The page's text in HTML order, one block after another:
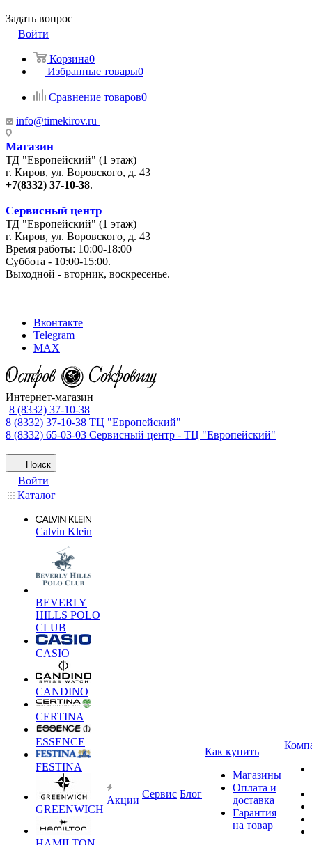
Задать вопрос
Войти
Корзина0
Избранные товары0
Сравнение товаров0
info@timekirov.ru
Магазин
ТД "Европейский" (1 этаж)
г. Киров, ул. Воровского, д. 43
+7(8332) 37-10-38.
Сервисный центр
ТД "Европейский" (1 этаж)
г. Киров, ул. Воровского, д. 43
Время работы: 10:00-18:00
Суббота - 10:00-15:00.
Выходной - вторник, воскресенье.
Вконтакте
Telegram
MAX
Интернет-магазин
8 (8332) 37-10-38
8 (8332) 37-10-38 ТЦ "Европейский"
8 (8332) 65-03-03 Сервисный центр - ТЦ "Европейский"
Поиск
Войти
Каталог
Calvin Klein
BEVERLY
HILLS POLO
CLUB
CASIO
CANDINO
CERTINA
ESSENCE
FESTINA
GREENWICH
Акции
Сервис Блог
Как купить
Магазины
Оплата и
доставка
Гарантия
на товар